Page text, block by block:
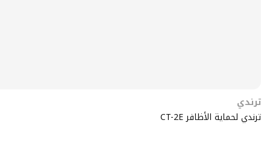
ترندي
ترندي لحماية الأظافر CT-2E